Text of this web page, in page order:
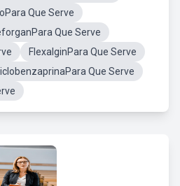
Que Serve
Que Serve
FlexalginPara Que Serve
Que Serve